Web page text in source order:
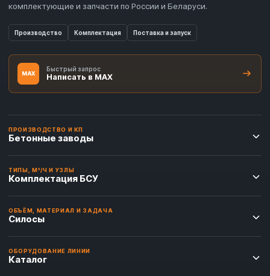
комплектующие и запчасти по России и Беларуси.
Производство Комплектация Поставка и запуск
MAX
Быстрый запрос
Написать в MAX
ПРОИЗВОДСТВО И КП
Бетонные заводы
ТИПЫ, М³/Ч И УЗЛЫ
Комплектация БСУ
ОБЪЁМ, МАТЕРИАЛ И ЗАДАЧА
Силосы
ОБОРУДОВАНИЕ ЛИНИИ
Каталог